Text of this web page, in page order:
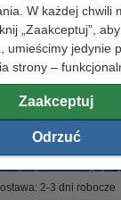
W każdej chwili
„Zaakceptuj”,
umieścimy jedynie
strony –
Zaakceptuj
Odrzuć
zł
toner
2-3 dni robocze